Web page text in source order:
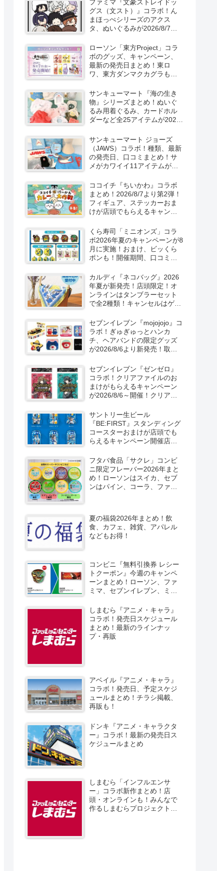
新発売！
ファミマ『文豪ストレイドッ
グス（文スト）』コラボ！ん
まほっぺシリーズのアクス
タ、ぬいぐるみが2026/8/7～
ローソン「東方Project」コラ
ボのグッズ、キャンペーン、
最新の発売日まとめ！東ロ
ワ、東方ダンマクカグラも！
LostWordのプラモ風アクキ
ー、カラビナ、クリアファイ
ルが2026/8/7より新発売！
サンキューマート『海の生き
物』シリーズまとめ！ぬいぐ
るみ用着ぐるみ、カードホル
ダーなど全25アイテムが2026
コミ！
サンキューマート ジョーズ
（JAWS）コラボ！種類、最新
の発売日、口コミまとめ！サ
メがカワイイ11アイテムが
ココイチ『ちいかわ』コラボ
まとめ！2026/8/7より第2弾！
フィギュア、ステッカーおま
けが店頭でもらえるキャンペ
る！
くら寿司「ミニオンズ」コラ
ボ2026年夏のキャンペーンが8
月に実施！おまけ、ビッくら
ポンも！開催期間、口コミ、
カルディ『ネコバッグ』2026
年夏が新発売！店頭限定！オ
ンラインはタンブラーセット
で全2種類！キャンセルはゲリ
セブンイレブン『mojojojo』コ
ラボ！ぎゅぎゅっとハンカ
チ、ヘアバンドの限定グッズ
が2026/8/6より新発売！取扱
セブンイレブン『ゼンゼロ』
コラボ！クリアファイルのお
まけがもらえるキャンペーン
が2026/8/6～開催！クリアカ
売！
サントリー生ビール
『BE:FIRST』スタンディング
コースターおまけが店頭でも
らえるキャンペーン開催店は
定で6種類！見分け方！セブ
ン、ファミマ、ローソン、デ
イリーヤマザキ、ミニストッ
プなどで！クーラーバッグ
フタバ食品「サクレ」コンビ
ニ限定フレーバー2026年まと
め！ローソンはスイカ、セブ
ンはパイン、コーラ、ファミ
夏の福袋2026年まとめ！飲
食、カフェ、雑貨、アパレル
などもお得！
コンビニ『無料引換券 レシー
トクーポン』今週のキャンペ
ーンまとめ！ローソン、ファ
ミマ、セブンイレブン、ミニ
しまむら『アニメ・キャラ』
コラボ！発売日スケジュール
まとめ！最新のラインナッ
プ・再販
アベイル『アニメ・キャラ』
コラボ！発売日、予定スケジ
ュールまとめ！チラシ掲載、
再販も！
ドンキ『アニメ・キャラクタ
ー』コラボ！最新の発売日ス
ケジュールまとめ
しまむら「インフルエンサ
ー」コラボ新作まとめ！店
頭・オンラインも！みんなで
作るしまむらプロジェクト！